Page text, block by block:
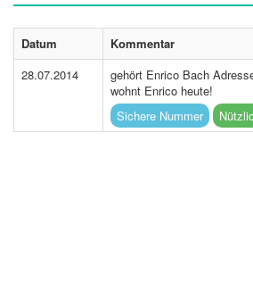
Datum
Kommentar
28.07.2014
gehört Enrico Bach
wohnt Enrico heute!
Sichere Nummer